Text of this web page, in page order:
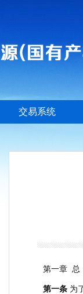
交易系统
第一章 总
第一条 为